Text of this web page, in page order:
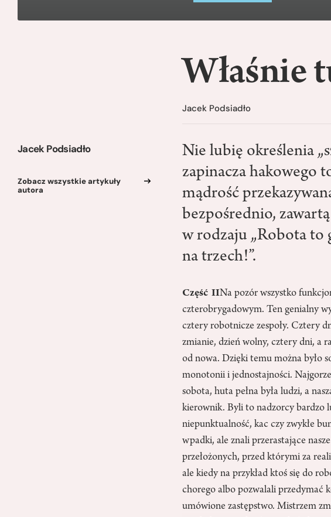
Jacek Podsiadło
Zobacz wszystkie artykuły
autora
Właśnie
Jacek Podsiadło
Nie lubię określenia
zapinacza hakowego
mądrość
bezpośrednio,
w rodzaju „Robota to
na trzech!”.
Część IINa pozór wszystko
czterobrygadowym. Ten genialny
cztery robotnicze zespoły. Cztery
zmianie, dzień wolny, cztery dni, a
od nowa. Dzięki temu można było
monotonii i jednostajności.
sobota, huta pełna była ludzi, a
kierownik. Byli to nadzorcy bardzo
niepunktualność, kac czy zwykłe
wpadki, ale znali przerastające
przełożonych, przed którymi za
ale kiedy na przykład ktoś się do
chorego albo pozwalali przedymać
umówione zastępstwo. Mistrzem